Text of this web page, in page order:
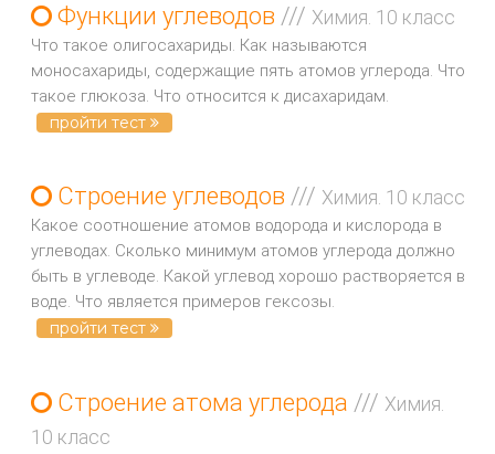
Функции углеводов /// Химия. 10 класс
Что такое олигосахариды. Как называются
моносахариды, содержащие пять атомов углерода. Что
такое глюкоза. Что относится к дисахаридам.
пройти тест
Строение углеводов /// Химия. 10 класс
Какое соотношение атомов водорода и кислорода в
углеводах. Сколько минимум атомов углерода должно
быть в углеводе. Какой углевод хорошо растворяется в
воде. Что является примеров гексозы.
пройти тест
Строение атома углерода /// Химия.
10 класс